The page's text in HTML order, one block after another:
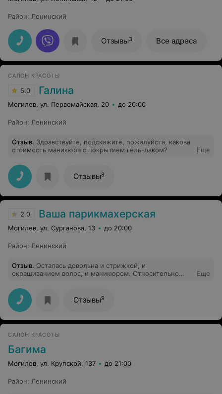
Район: Ленинский
Отзывы3 Все адреса
САЛОН КРАСОТЫ
5.0 Галина
Могилев, ул. Первомайская, 20 до 20:00
Район: Ленинский
Отзыв. Здравствуйте, подскажите, пожалуйста, какова
стоимость маникюра с покрытием гель-лаком?
Еще
Отзывы8
2.0 Ваша парикмахерская
Могилев, ул. Сурганова, 13 до 20:00
Район: Ленинский
Отзыв. Осталась довольна и стрижкой, и
окрашиванием волос, и маникюром. Относительно
стрижка действительно оставляет желать лучшего.
Еще
Отзывы9
САЛОН КРАСОТЫ
Багима
Могилев, ул. Крупской, 137 до 21:00
Район: Ленинский